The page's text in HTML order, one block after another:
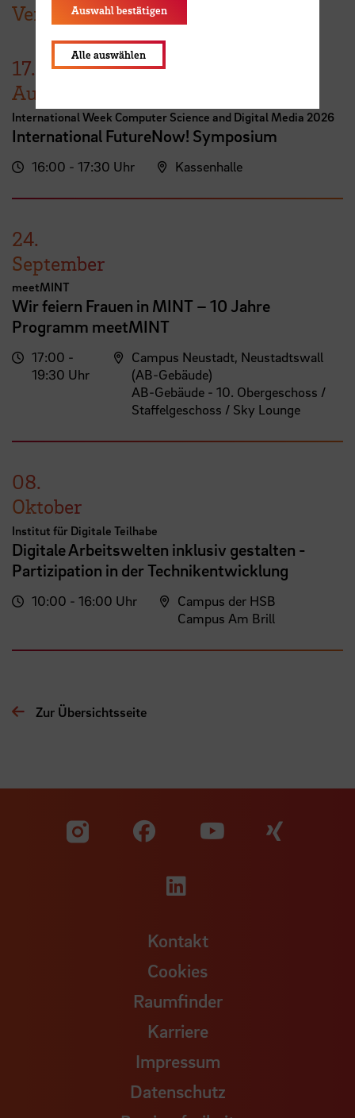
Veranstaltungen der HSB
17.
August
International Week Computer Science and Digital Media 2026
International FutureNow! Symposium
16:00 - 17:30 Uhr Kassenhalle
24.
September
meetMINT
Wir feiern Frauen in MINT – 10 Jahre
Programm meetMINT
17:00 -
19:30 Uhr
Campus Neustadt, Neustadtswall
(AB-Gebäude)
AB-Gebäude - 10. Obergeschoss /
Staffelgeschoss / Sky Lounge
08.
Oktober
Institut für Digitale Teilhabe
Digitale Arbeitswelten inklusiv gestalten -
Partizipation in der Technikentwicklung
10:00 - 16:00 Uhr
Campus der HSB
Campus Am Brill
Zur Übersichtsseite
Zu unserer Facebook
Zu
Zu unserer
Kontakt
Cookies
Raumfinder
Karriere
Impressum
Datenschutz
Auswahl bestätigen
Alle auswählen